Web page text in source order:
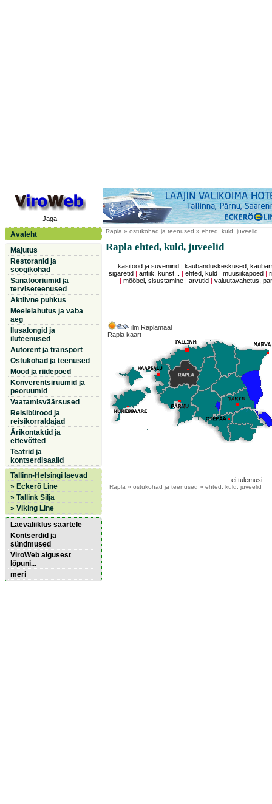
Jaga
Avaleht
Majutus
Restoranid ja
söögikohad
Sanatooriumid ja
terviseteenused
Aktiivne puhkus
Meelelahutus ja vaba
aeg
Ilusalongid ja
iluteenused
Autorent ja transport
Ostukohad ja teenused
Mood ja riidepoed
Konverentsiruumid ja
peoruumid
Vaatamisväärsused
Reisibürood ja
reisikorraldajad
Ärikontaktid ja
ettevõtted
Teatrid ja
kontserdisaalid
Tallinn-Helsingi laevad
» Eckerö Line
» Tallink Silja
» Viking Line
Laevaliiklus saartele
Kontserdid ja
sündmused
ViroWeb algusest
lõpuni...
meri
Rapla » ostukohad ja teenused » ehted, kuld, juveelid
Rapla ehted, kuld, juveelid
käsitööd ja suveniirid
kaubanduskeskused,
sigaretid
|antiik, kunst... |ehted, kuld |muusiikapoed |
|mööbel, sisustamine |arvutid |valuutavahetus,
ilm Raplamaal
Rapla kaart
ei tulemusi.
Rapla » ostukohad ja teenused » ehted, kuld, juveelid